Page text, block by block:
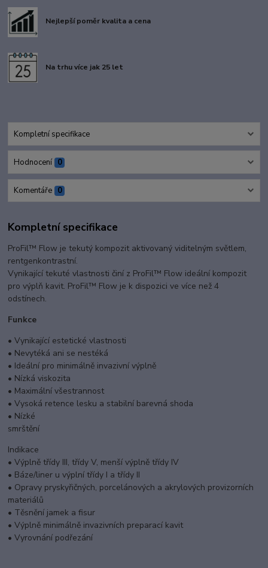
Nejlepší poměr kvalita a cena
Na trhu více jak 25 let
Kompletní specifikace
Hodnocení 0
Komentáře 0
Kompletní specifikace
ProFil™ Flow je tekutý kompozit aktivovaný viditelným světlem,
rentgenkontrastní.
Vynikající tekuté vlastnosti činí z ProFil™ Flow ideální kompozit
pro výplň kavit. ProFil™ Flow je k dispozici ve více než 4
odstínech.
Funkce
• Vynikající estetické vlastnosti
• Nevytéká ani se nestéká
• Ideální pro minimálně invazivní výplně
• Nízká viskozita
• Maximální všestrannost
• Vysoká retence lesku a stabilní barevná shoda
• Nízké
smrštění
Indikace
• Výplně třídy III, třídy V, menší výplně třídy IV
• Báze/liner u výplní třídy I a třídy II
• Opravy pryskyřičných, porcelánových a akrylových provizorních
materiálů
• Těsnění jamek a fisur
• Výplně minimálně invazivních preparací kavit
• Vyrovnání podřezání